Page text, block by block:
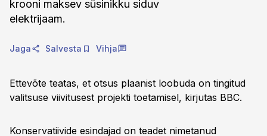
krooni maksev süsinikku siduv
elektrijaam.
Jaga Salvesta Vihja
Ettevõte teatas, et otsus plaanist loobuda on tingitud
valitsuse viivitusest projekti toetamisel, kirjutas BBC.
Konservatiivide esindajad on teadet nimetanud